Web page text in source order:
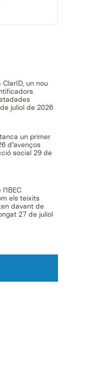
ClarID, un nou
juliol de 2026
un primer
d’avenços
social 29 de
els teixits
davant de
27 de juliol